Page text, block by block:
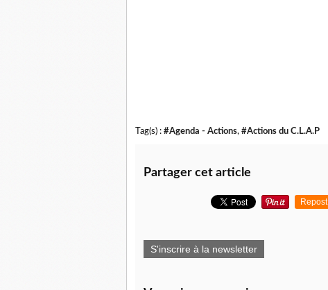
Tag(s) : #Agenda - Actions, #Actions du C.L.A.P
Partager cet article
Repost
S'inscrire à la newsletter